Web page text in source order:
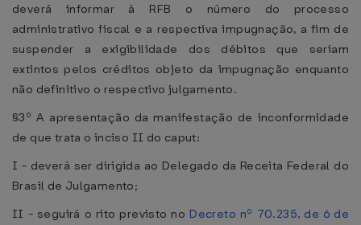
deverá informar à RFB o número do processo
administrativo fiscal e a respectiva impugnação, a fim de
suspender a exigibilidade dos débitos que seriam
extintos pelos créditos objeto da impugnação enquanto
não definitivo o respectivo julgamento.
§3º A apresentação da manifestação de inconformidade
de que trata o inciso II do caput:
I - deverá ser dirigida ao Delegado da Receita Federal do
Brasil de Julgamento;
II - seguirá o rito previsto no Decreto nº 70.235, de 6 de